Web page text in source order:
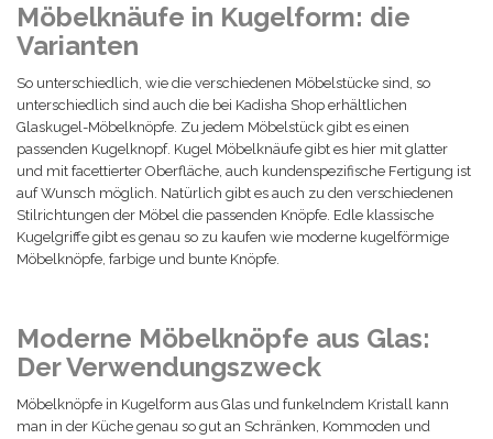
Möbelknäufe in Kugelform: die
Varianten
So unterschiedlich, wie die verschiedenen Möbelstücke sind, so
unterschiedlich sind auch die bei Kadisha Shop erhältlichen
Glaskugel-Möbelknöpfe. Zu jedem Möbelstück gibt es einen
passenden Kugelknopf. Kugel Möbelknäufe gibt es hier mit glatter
und mit facettierter Oberfläche, auch kundenspezifische Fertigung ist
auf Wunsch möglich. Natürlich gibt es auch zu den verschiedenen
Stilrichtungen der Möbel die passenden Knöpfe. Edle klassische
Kugelgriffe gibt es genau so zu kaufen wie moderne kugelförmige
Möbelknöpfe, farbige und bunte Knöpfe.
Moderne Möbelknöpfe aus Glas:
Der Verwendungszweck
Möbelknöpfe in Kugelform aus Glas und funkelndem Kristall kann
man in der Küche genau so gut an Schränken, Kommoden und